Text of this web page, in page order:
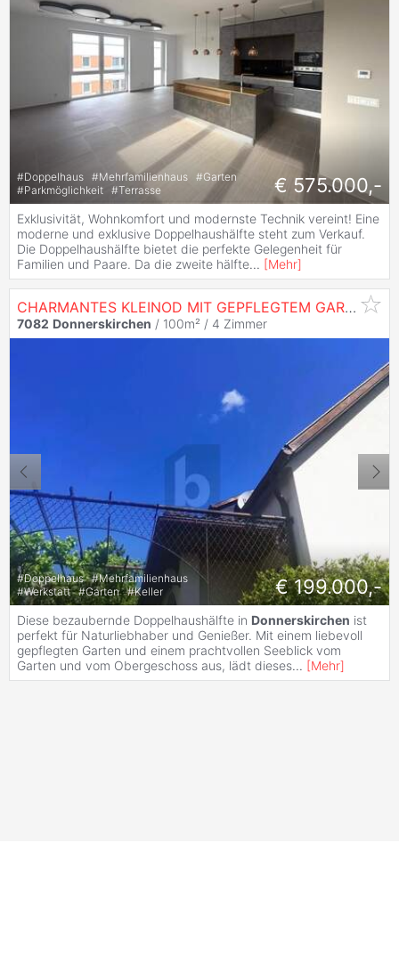
#Doppelhaus #Mehrfamilienhaus #Garten
#Parkmöglichkeit #Terrasse € 575.000,-
Exklusivität, Wohnkomfort und modernste Technik vereint! Eine
moderne und exklusive Doppelhaushälfte steht zum Verkauf.
Die Doppelhaushälfte bietet die perfekte Gelegenheit für
Familien und Paare. Da die zweite hälfte... [Mehr]
CHARMANTES KLEINOD MIT GEPFLEGTEM GARTEN UND SEEBLICK
7082 Donnerskirchen / 100m² / 4 Zimmer
#Doppelhaus #Mehrfamilienhaus
#Werkstatt #Garten #Keller € 199.000,-
Diese bezaubernde Doppelhaushälfte in Donnerskirchen ist
perfekt für Naturliebhaber und Genießer. Mit einem liebevoll
gepflegten Garten und einem prachtvollen Seeblick vom
Garten und vom Obergeschoss aus, lädt dieses... [Mehr]